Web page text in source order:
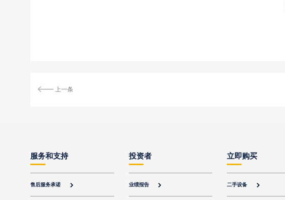
上一条
服务和支持
售后服务承诺 
投资者
业绩报告 
立即购买
二手设备 